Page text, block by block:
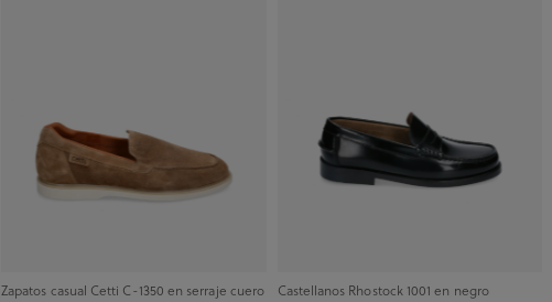
Zapatos casual Cetti C-1350 en serraje cuero Castellanos Rhostock 1001 en negro